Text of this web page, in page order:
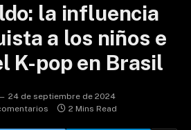
la influencia
a los niños e
K-pop en Brasil
24 de septiembre de 2024
2 Mins Read